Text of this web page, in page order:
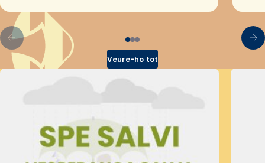
Veure-ho tot